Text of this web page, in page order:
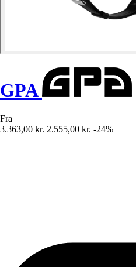
GPA
Fra
3.363,00 kr. 2.555,00 kr. -24%